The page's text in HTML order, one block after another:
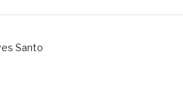
Santo